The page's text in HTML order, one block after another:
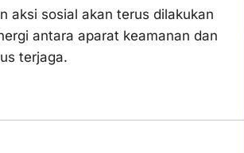
aksi sosial akan terus dilakukan
antara aparat keamanan dan
terjaga.